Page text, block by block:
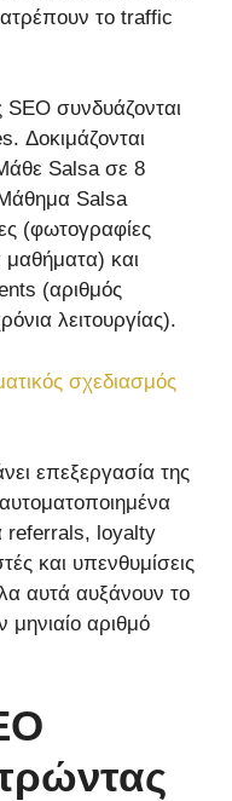
το traffic
συνδυάζονται
Δοκιμάζονται
Salsa σε 8
Μάθημα Salsa
(φωτογραφίες
και
(αριθμός
λειτουργίας).
σχεδιασμός
επεξεργασία της
referrals, loyalty
και υπενθυμίσεις
αυτά αυξάνουν το
μηνιαίο αριθμό